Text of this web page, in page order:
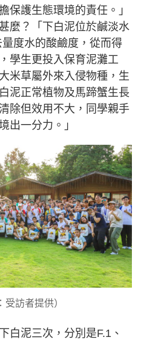
保護生態環境的責任。」
麼？「下白泥位於鹹淡水
度水的酸鹼度，從而得
學生更投入保育泥灘工
米草屬外來入侵物種，生
泥正常植物及馬蹄蟹生長
除但效用不大，同學親手
出一分力。」
受訪者提供）
白泥三次，分別是F.1、